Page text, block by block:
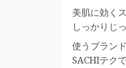
美肌に効く
しっかりじ
使うブラン
SACHIテク